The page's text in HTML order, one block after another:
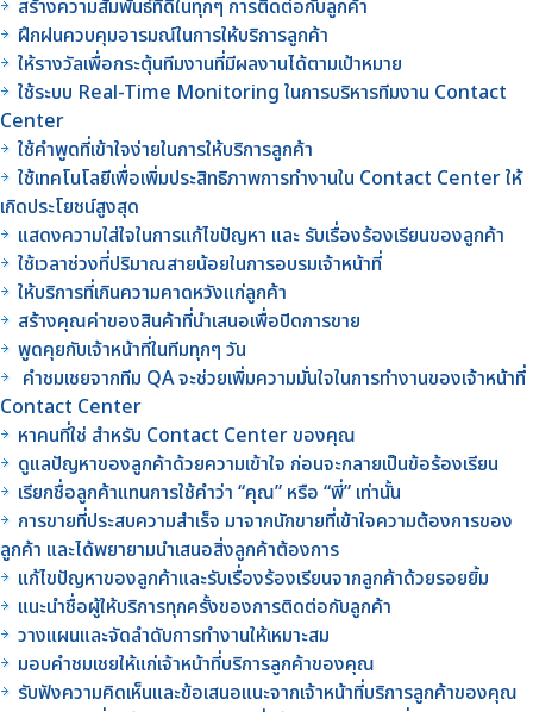
สร้างความสัมพันธ์ที่ดีในทุกๆ การติดต่อกับลูกค้า
ฝึกฝนควบคุมอารมณ์ในการให้บริการลูกค้า
ให้รางวัลเพื่อกระตุ้นทีมงานที่มีผลงานได้ตามเป้าหมาย
ใช้ระบบ Real-Time Monitoring ในการบริหารทีมงาน Contact
Center
ใช้คำพูดที่เข้าใจง่ายในการให้บริการลูกค้า
ใช้เทคโนโลยีเพื่อเพิ่มประสิทธิภาพการทำงานใน Contact Center ให้
เกิดประโยชน์สูงสุด
แสดงความใส่ใจในการแก้ไขปัญหา และ รับเรื่องร้องเรียนของลูกค้า
ใช้เวลาช่วงที่ปริมาณสายน้อยในการอบรมเจ้าหน้าที่
ให้บริการที่เกินความคาดหวังแก่ลูกค้า
สร้างคุณค่าของสินค้าที่นำเสนอเพื่อปิดการขาย
พูดคุยกับเจ้าหน้าที่ในทีมทุกๆ วัน
คำชมเชยจากทีม QA จะช่วยเพิ่มความมั่นใจในการทำงานของเจ้าหน้าที่
Contact Center
หาคนที่ใช่ สำหรับ Contact Center ของคุณ
ดูแลปัญหาของลูกค้าด้วยความเข้าใจ ก่อนจะกลายเป็นข้อร้องเรียน
เรียกชื่อลูกค้าแทนการใช้คำว่า “คุณ” หรือ “พี่” เท่านั้น
การขายที่ประสบความสำเร็จ มาจากนักขายที่เข้าใจความต้องการของ
ลูกค้า และได้พยายามนำเสนอสิ่งลูกค้าต้องการ
แก้ไขปัญหาของลูกค้าและรับเรื่องร้องเรียนจากลูกค้าด้วยรอยยิ้ม
แนะนำชื่อผู้ให้บริการทุกครั้งของการติดต่อกับลูกค้า
วางแผนและจัดลำดับการทำงานให้เหมาะสม
มอบคำชมเชยให้แก่เจ้าหน้าที่บริการลูกค้าของคุณ
รับฟังความคิดเห็นและข้อเสนอแนะจากเจ้าหน้าที่บริการลูกค้าของคุณ